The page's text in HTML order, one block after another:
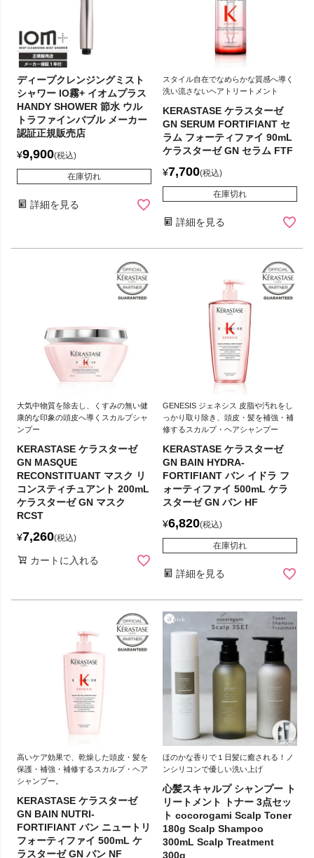
ディープクレンジングミスト
シャワー IO霧+ イオムプラス
HANDY SHOWER 節水 ウル
トラファインバブル メーカー
認証正規販売店
¥9,900 税込
在庫切れ
詳細を見る
スタイル自在でなめらかな質感へ導く
洗い流さないヘアトリートメント
KERASTASE ケラスターゼ
GN SERUM FORTIFIANT セ
ラム フォーティファイ 90mL
ケラスターゼ GN セラム FTF
¥7,700 税込
在庫切れ
詳細を見る
大気中物質を除去し、くすみの無い健
康的な印象の頭皮へ導くスカルプシャ
ンプー
KERASTASE ケラスターゼ
GN MASQUE
RECONSTITUANT マスク リ
コンスティチュアント 200mL
ケラスターゼ GN マスク
RCST
¥7,260 税込
カートに入れる
GENESIS ジェネシス 皮脂や汚れをし
っかり取り除き、頭皮・髪を補強・補
修するスカルプ・ヘアシャンプー
KERASTASE ケラスターゼ
GN BAIN HYDRA-
FORTIFIANT バン イドラ フ
ォーティファイ 500mL ケラ
スターゼ GN バン HF
¥6,820 税込
在庫切れ
詳細を見る
高いケア効果で、乾燥した頭皮・髪を
保護・補強・補修するスカルプ・ヘア
シャンプー。
KERASTASE ケラスターゼ
GN BAIN NUTRI-
FORTIFIANT バン ニュートリ
フォーティファイ 500mL ケ
ラスターゼ GN バン NF
ほのかな香りで１日髪に癒される！ノ
ンシリコンで優しい洗い上げ
心髪スキャルプ シャンプー ト
リートメント トナー 3点セッ
ト cocorogami Scalp Toner
180g Scalp Shampoo
300mL Scalp Treatment
300g